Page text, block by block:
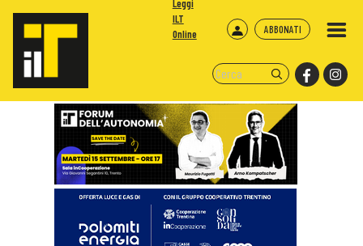
ABBONATI
Leggi
ILT
Online